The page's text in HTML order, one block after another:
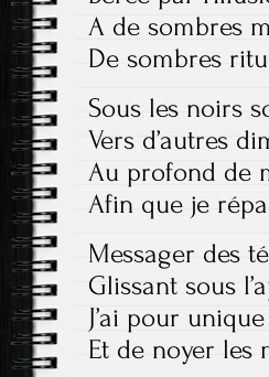
A de sombres
De sombres
Sous les noirs
Vers d’autres
Au profond de
Afin que je
Messager des
Glissant sous
J’ai pour
Et de noyer les